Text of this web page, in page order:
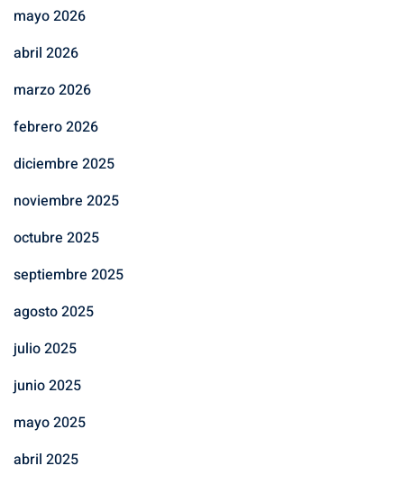
mayo 2026
abril 2026
marzo 2026
febrero 2026
diciembre 2025
noviembre 2025
octubre 2025
septiembre 2025
agosto 2025
julio 2025
junio 2025
mayo 2025
abril 2025